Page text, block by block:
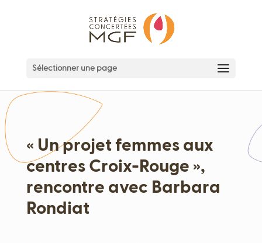
Sélectionner une page
« Un projet femmes aux
centres Croix-Rouge »,
rencontre avec Barbara
Rondiat